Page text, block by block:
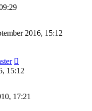
2016, 15:12
15:12
17:21